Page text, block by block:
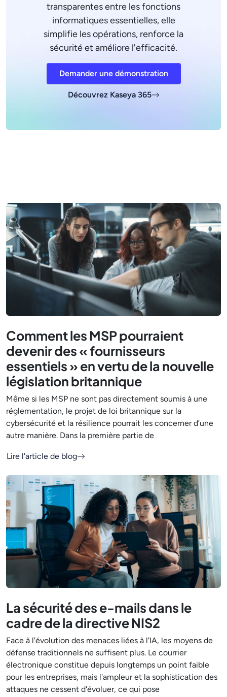
transparentes entre les fonctions
informatiques essentielles, elle
simplifie les opérations, renforce la
sécurité et améliore l'efficacité.
Demander une démonstration
Découvrez Kaseya 365
Comment les MSP pourraient
devenir des « fournisseurs
essentiels » en vertu de la nouvelle
législation britannique
Même si les MSP ne sont pas directement soumis à une
réglementation, le projet de loi britannique sur la
cybersécurité et la résilience pourrait les concerner d’une
autre manière. Dans la première partie de
Lire l'article de blog
La sécurité des e-mails dans le
cadre de la directive NIS2
Face à l'évolution des menaces liées à l'IA, les moyens de
défense traditionnels ne suffisent plus. Le courrier
électronique constitue depuis longtemps un point faible
pour les entreprises, mais l'ampleur et la sophistication des
attaques ne cessent d'évoluer, ce qui pose